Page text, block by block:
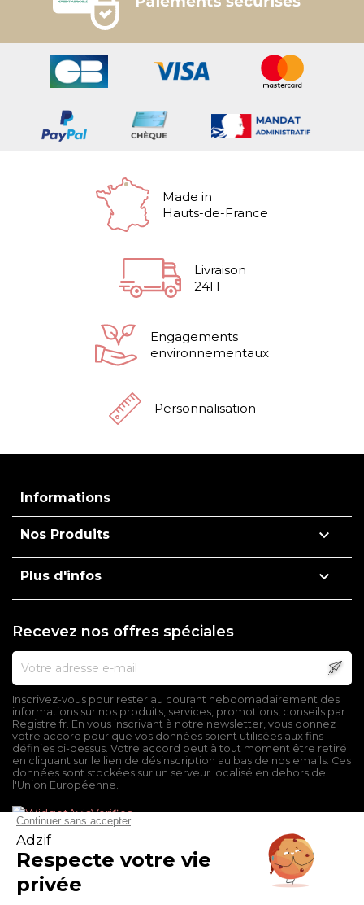
Made in
Hauts-de-France
Livraison
24H
Engagements
environnementaux
Personnalisation
Informations
Nos Produits 
Plus d'infos 
Recevez nos offres spéciales
Inscrivez-vous pour rester au courant hebdomadairement des
informations sur nos produits, services, promotions, conseils par
Registre.fr. En vous inscrivant à notre newsletter, vous donnez
votre accord pour que vos données soient utilisées aux fins
définies ci-dessus. Votre accord peut à tout moment être retiré
en cliquant sur le lien de désinscription au bas de nos emails. Ces
données sont stockées sur un serveur localisé en dehors de
l'Union Européenne.